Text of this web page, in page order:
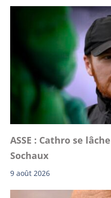
ASSE : Cathro se
Sochaux
9 août 2026